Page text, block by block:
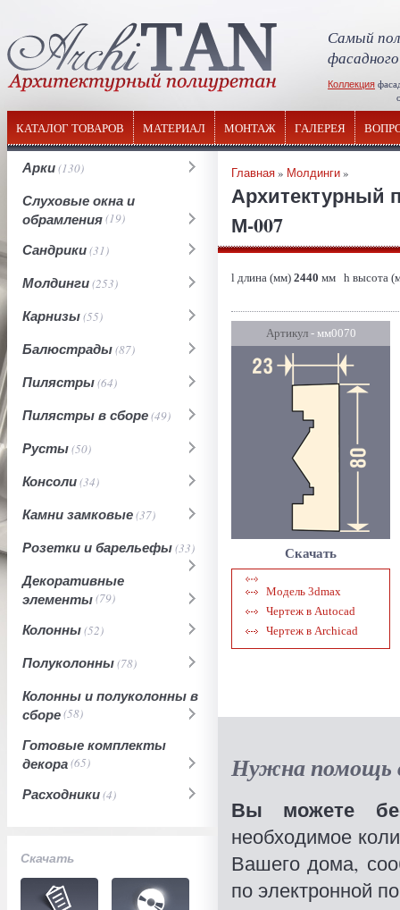
Самый
Коллекция
КАТАЛОГ ТОВАРОВ МАТЕРИАЛ МОНТАЖ ГАЛЕРЕЯ
Арки(130)
Слуховые окна и
обрамления(19)
Сандрики(31)
Молдинги(253)
Карнизы(55)
Балюстрады(87)
Пилястры(64)
Пилястры в сборе(49)
Русты(50)
Консоли(34)
Камни замковые(37)
Розетки и барельефы(33)
Декоративные
элементы(79)
Колонны(52)
Полуколонны(78)
Колонны и полуколонны в
сборе(58)
Готовые комплекты
декора(65)
Расходники(4)
Скачать
Главная» Молдинги»
Архитектурный
М-007
l длина (мм) 2440 мм h высота
Артикул- мм0070
Скачать
Модель 3dmax
Чертеж в Autocad
Чертеж в Archicad
Нужна помощь
Вы можете
необходимое
Вашего дома,
по электронной